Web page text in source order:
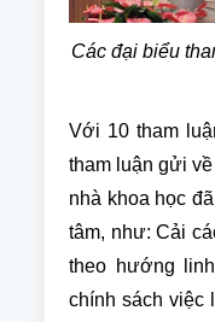
Các đại biểu
Với 10 tham
tham luận gửi
nhà khoa học
tâm, như: Cải
theo hướng
chính sách việc